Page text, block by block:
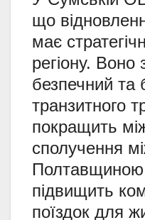
що
має
регіону. Воно
безпечний та
транзитного
покращить
сполучення
підвищить
поїздок для